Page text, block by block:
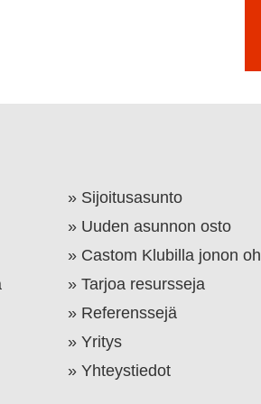
Sijoitusasunto
Uuden asunnon osto
Castom Klubilla jonon
Tarjoa resursseja
Referenssejä
Yritys
Yhteystiedot